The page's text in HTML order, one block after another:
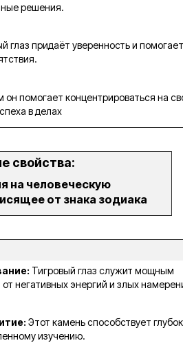
решения.
глаз придаёт уверенность и помогает
он помогает концентрироваться на
в делах
свойства:
на человеческую
от знака зодиака
Тигровый глаз служит мощным
негативных энергий и злых
Этот камень способствует
изучению.